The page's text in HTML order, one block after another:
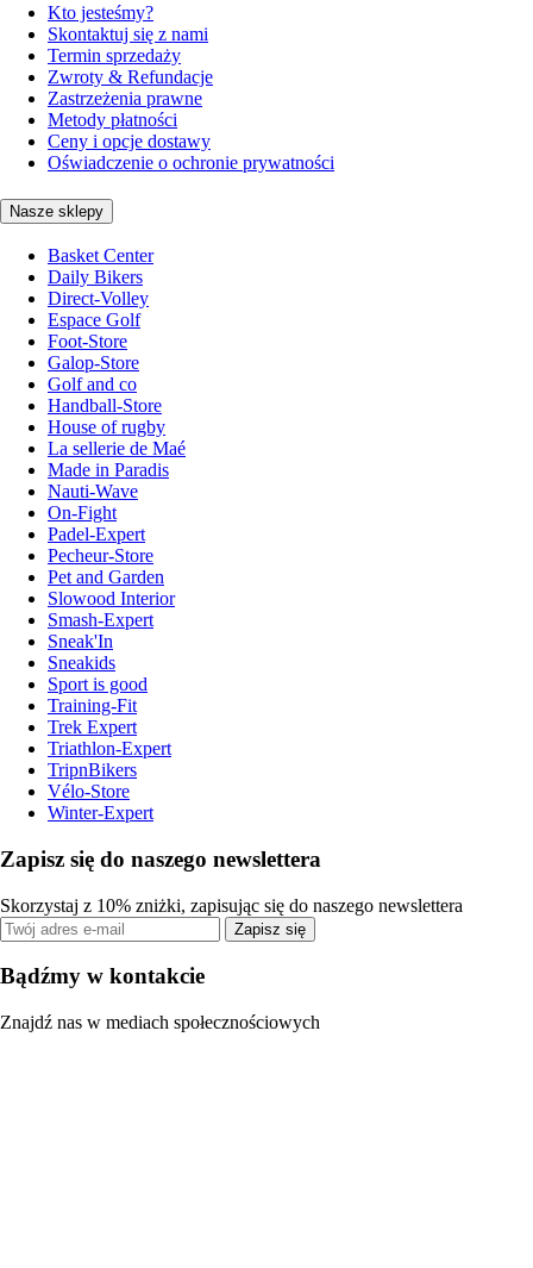
Kto jesteśmy?
Skontaktuj się z nami
Termin sprzedaży
Zwroty & Refundacje
Zastrzeżenia prawne
Metody płatności
Ceny i opcje dostawy
Oświadczenie o ochronie prywatności
Nasze sklepy
Basket Center
Daily Bikers
Direct-Volley
Espace Golf
Foot-Store
Galop-Store
Golf and co
Handball-Store
House of rugby
La sellerie de Maé
Made in Paradis
Nauti-Wave
On-Fight
Padel-Expert
Pecheur-Store
Pet and Garden
Slowood Interior
Smash-Expert
Sneak'In
Sneakids
Sport is good
Training-Fit
Trek Expert
Triathlon-Expert
TripnBikers
Vélo-Store
Winter-Expert
Zapisz się do naszego newslettera
Skorzystaj z 10% zniżki, zapisując się do naszego newslettera
Zapisz się
Bądźmy w kontakcie
Znajdź nas w mediach społecznościowych